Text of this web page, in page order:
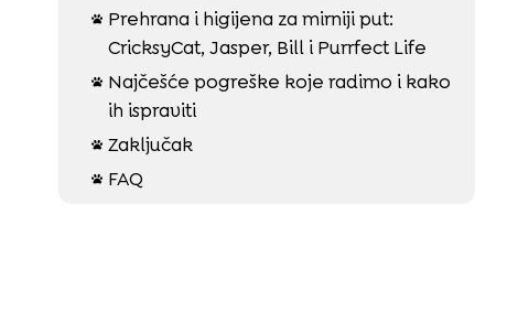

Prehrana i higijena za mirniji put:
CricksyCat, Jasper, Bill i Purrfect Life

Najčešće pogreške koje radimo i kako
ih ispraviti
 Zaključak
 FAQ